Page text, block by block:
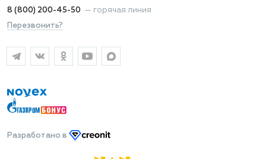
8 (800) 200-45-50 — горячая линия
Перезвонить?
Разработано в